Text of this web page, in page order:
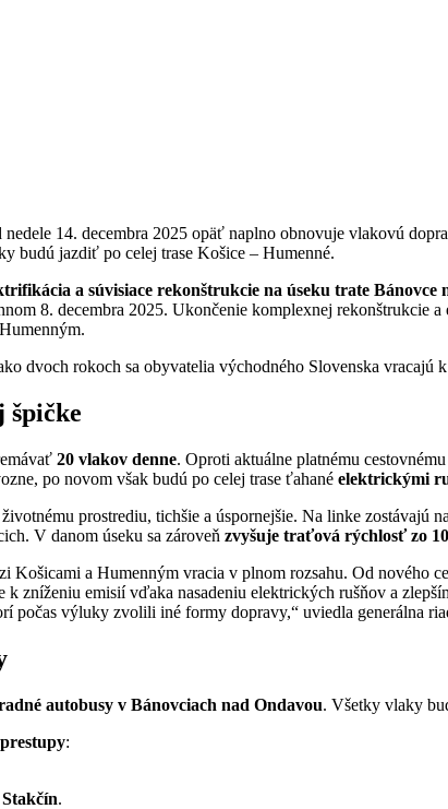
14. decembra 2025 opäť naplno obnovuje vlakovú
budú jazdiť po celej trase Košice – Humenné.
a súvisiace rekonštrukcie na úseku trate Bánovce
8. decembra 2025. Ukončenie komplexnej rekonštrukcie
rokoch sa obyvatelia východného Slovenska vracajú
špičke
20 vlakov denne. Oproti aktuálne platnému
po novom však budú po celej trase ťahané elektrickými
prostrediu, tichšie a úspornejšie. Na linke zostávajú
V danom úseku sa zároveň zvyšuje traťová rýchlosť zo
Košicami a Humenným vracia v plnom rozsahu. Od nového
zníženiu emisií vďaka nasadeniu elektrických rušňov a
počas výluky zvolili iné formy dopravy,“ uviedla generálna
autobusy v Bánovciach nad Ondavou. Všetky vlaky
:
Stakčín.